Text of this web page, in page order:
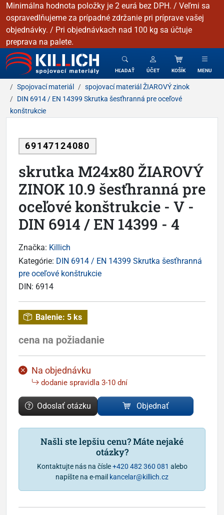
Minimálna hodnota položky je 2 eurá bez DPH. / Veľmi sa
ospravedlňujeme za prípadné zdržanie pri príprave vašej
objednávky. / Pri objednávkach nad 100 kg sa účtuje
preprava na palete.
KILLICH - Spojovacie materiály
HĽADAŤ ÚČET KOŠÍK MENU
Spojovací materiál
spojovací materiál ŽIAROVÝ zinok
DIN 6914 / EN 14399 Skrutka šesťhranná pre oceľové
konštrukcie
69147124080
skrutka M24x80 ŽIAROVÝ
ZINOK 10.9 šesťhranná pre
oceľové konštrukcie - V -
DIN 6914 / EN 14399 - 4
Značka: Killich
Kategórie: DIN 6914 / EN 14399 Skrutka šesťhranná
pre oceľové konštrukcie
DIN: 6914
Balenie: 5 ks
cena na požiadanie
Na objednávku
dodanie spravidla 3-10 dní
Odoslať otázku Objednať
Našli ste lepšiu cenu? Máte nejaké
otázky?
Kontaktujte nás na čísle+420 482 360 081 alebo
napíšte na e-mail kancelar@killich.cz